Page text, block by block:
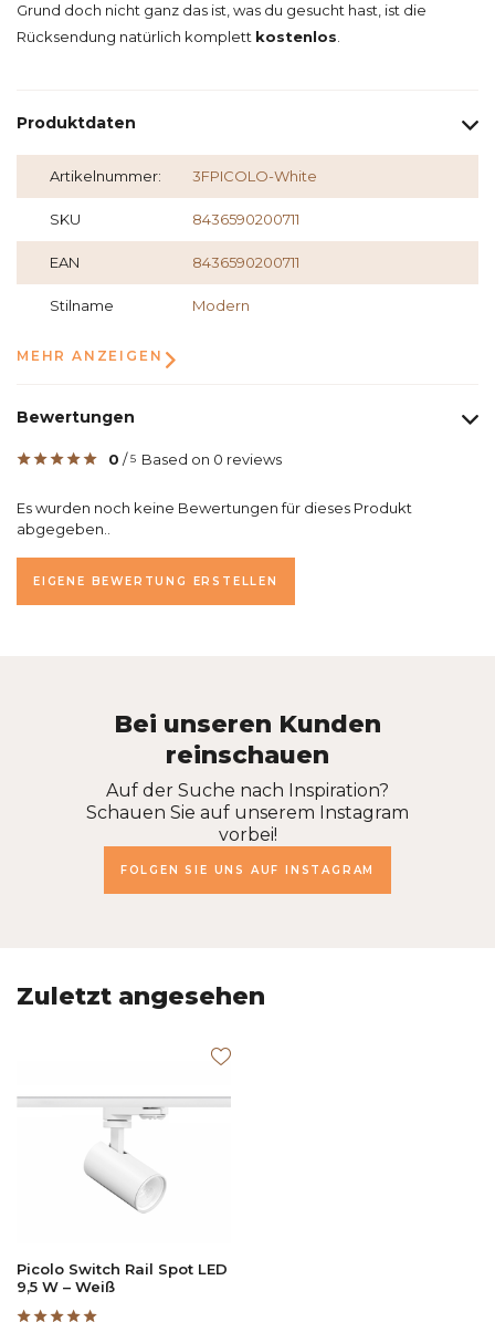
Grund doch nicht ganz das ist, was du gesucht hast, ist die
Rücksendung natürlich komplett kostenlos
Produktdaten
Artikelnummer: 3FPICOLO-White
SKU 8436590200711
EAN 8436590200711
Stilname Modern
MEHR ANZEIGEN
Bewertungen
0 /5 Based on 0 reviews
Es wurden noch keine Bewertungen für dieses Produkt
abgegeben..
EIGENE BEWERTUNG ERSTELLEN
Bei unseren Kunden
reinschauen
Auf der Suche nach Inspiration?
Schauen Sie auf unserem Instagram
vorbei!
FOLGEN SIE UNS AUF INSTAGRAM
Zuletzt angesehen
Picolo Switch Rail Spot LED
9,5 W – Weiß